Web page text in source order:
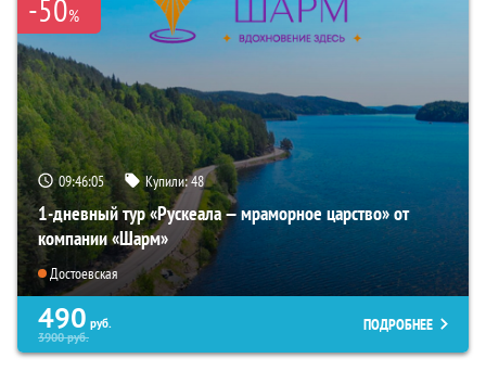
-50%
09:46:03 Купили:48
1-дневный тур «Рускеала — мраморное царство» от
компании «Шарм»
Достоевская
490 руб.
3900руб.
ПОДРОБНЕЕ